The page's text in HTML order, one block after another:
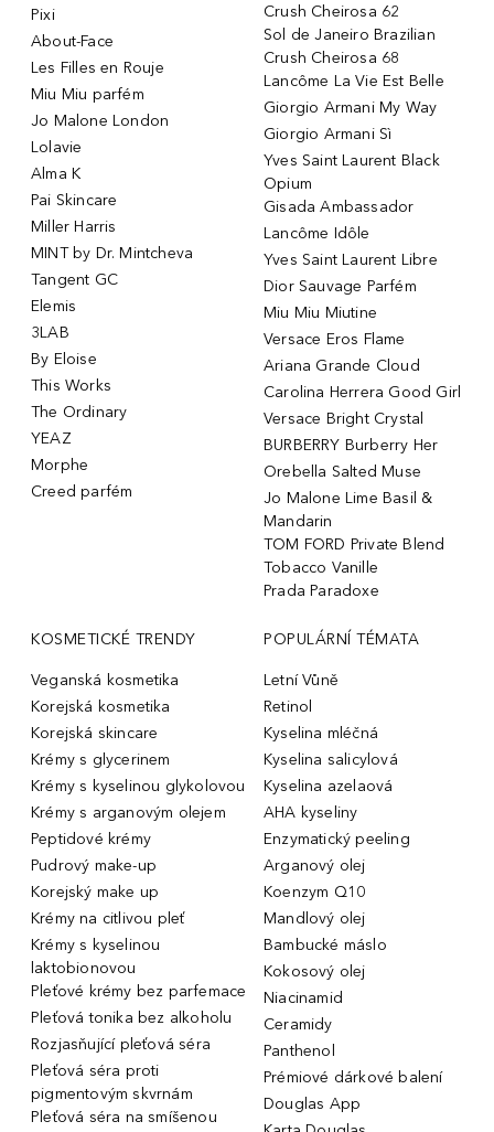
Pixi
About-Face
Les Filles en Rouje
Miu Miu parfém
Jo Malone London
Lolavie
Alma K
Pai Skincare
Miller Harris
MINT by Dr. Mintcheva
Tangent GC
Elemis
3LAB
By Eloise
This Works
The Ordinary
YEAZ
Morphe
Creed parfém
Crush Cheirosa 62
Sol de Janeiro Brazilian
Crush Cheirosa 68
Lancôme La Vie Est Belle
Giorgio Armani My Way
Giorgio Armani Sì
Yves Saint Laurent Black
Opium
Gisada Ambassador
Lancôme Idôle
Yves Saint Laurent Libre
Dior Sauvage Parfém
Miu Miu Miutine
Versace Eros Flame
Ariana Grande Cloud
Carolina Herrera Good Girl
Versace Bright Crystal
BURBERRY Burberry Her
Orebella Salted Muse
Jo Malone Lime Basil &
Mandarin
TOM FORD Private Blend
Tobacco Vanille
Prada Paradoxe
KOSMETICKÉ TRENDY
Veganská kosmetika
Korejská kosmetika
Korejská skincare
Krémy s glycerinem
Krémy s kyselinou glykolovou
Krémy s arganovým olejem
Peptidové krémy
Pudrový make-up
Korejský make up
Krémy na citlivou pleť
Krémy s kyselinou
laktobionovou
Pleťové krémy bez parfemace
Pleťová tonika bez alkoholu
Rozjasňující pleťová séra
Pleťová séra proti
pigmentovým skvrnám
Pleťová séra na smíšenou
POPULÁRNÍ TÉMATA
Letní Vůně
Retinol
Kyselina mléčná
Kyselina salicylová
Kyselina azelaová
AHA kyseliny
Enzymatický peeling
Arganový olej
Koenzym Q10
Mandlový olej
Bambucké máslo
Kokosový olej
Niacinamid
Ceramidy
Panthenol
Prémiové dárkové balení
Douglas App